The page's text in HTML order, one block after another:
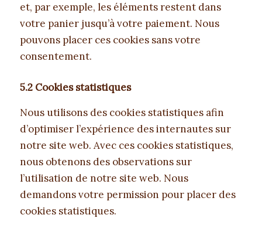
et, par exemple, les éléments restent dans
votre panier jusqu’à votre paiement. Nous
pouvons placer ces cookies sans votre
consentement.
5.2 Cookies statistiques
Nous utilisons des cookies statistiques afin
d’optimiser l’expérience des internautes sur
notre site web. Avec ces cookies statistiques,
nous obtenons des observations sur
l’utilisation de notre site web. Nous
demandons votre permission pour placer des
cookies statistiques.